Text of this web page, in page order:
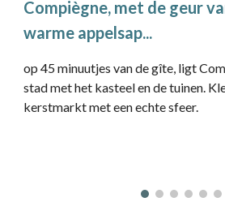
Compiègne, met de geur
warme appelsap...
op 45 minuutjes van de gîte, ligt
stad met het kasteel en de tuinen.
kerstmarkt met een echte sfeer.